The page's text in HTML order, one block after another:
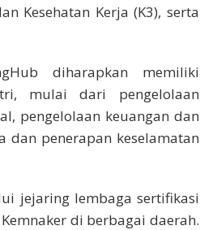
Kesehatan Kerja (K3), serta
diharapkan memiliki
mulai dari pengelolaan
pengelolaan keuangan dan
dan penerapan keselamatan
jejaring lembaga sertifikasi
di berbagai daerah.